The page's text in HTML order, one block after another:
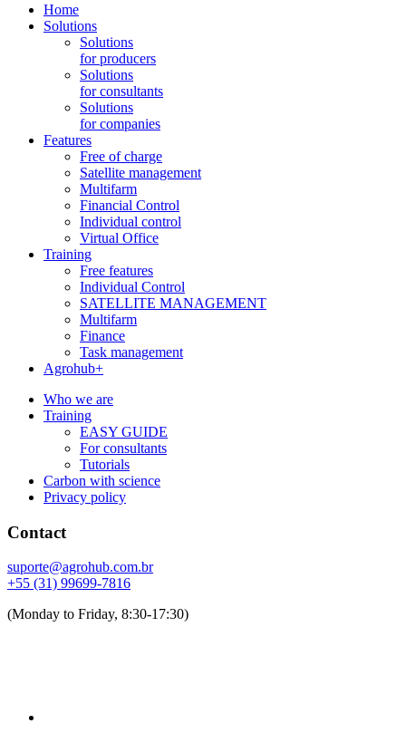
Home
Solutions
Solutions
for producers
Solutions
for consultants
Solutions
for companies
Features
Free of charge
Satellite management
Multifarm
Financial Control
Individual control
Virtual Office
Training
Free features
Individual Control
SATELLITE MANAGEMENT
Multifarm
Finance
Task management
Agrohub+
Who we are
Training
EASY GUIDE
For consultants
Tutorials
Carbon with science
Privacy policy
Contact
suporte@agrohub.com.br
+55 (31) 99699-7816
(Monday to Friday, 8:30-17:30)